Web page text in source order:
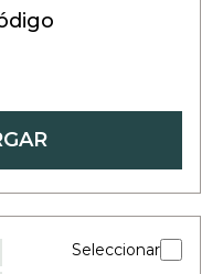
Seleccionar